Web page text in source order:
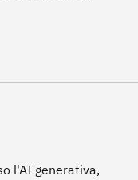
l'AI generativa,